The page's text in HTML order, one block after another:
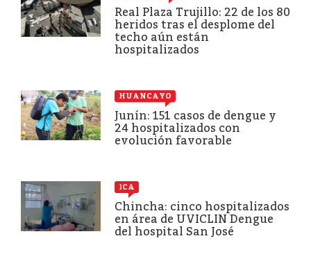
Real Plaza Trujillo: 22 de los 80
heridos tras el desplome del
techo aún están
hospitalizados
HUANCAYO
Junín: 151 casos de dengue y
24 hospitalizados con
evolución favorable
ICA
Chincha: cinco hospitalizados
en área de UVICLIN Dengue
del hospital San José